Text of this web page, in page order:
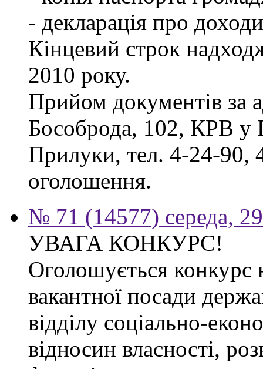
- декларація про
Кінцевий строк
2010 року.
Прийом документів за
Бособрода, 102, КРВ у
Прилуки, тел. 4-24-90,
оголошення.
№ 71 (14577) середа,
УВАГА КОНКУРС!
Оголошується конкурс
вакантної посади
відділу соціально-
відносин власності,